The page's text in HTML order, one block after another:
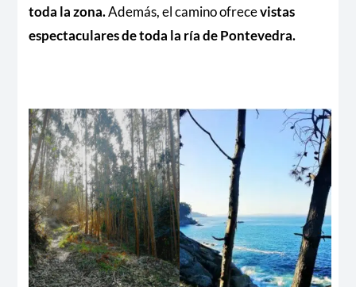
toda la zona.Además, el camino ofrecevistas
espectaculares de toda la ría de Pontevedra.